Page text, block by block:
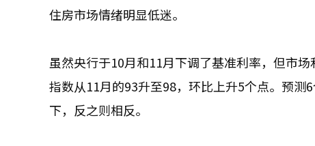
住房市场情绪明显低迷。
虽然央行于10月和11月下调了基准利率，但市
指数从11月的93升至98，环比上升5个点。预测
下，反之则相反。